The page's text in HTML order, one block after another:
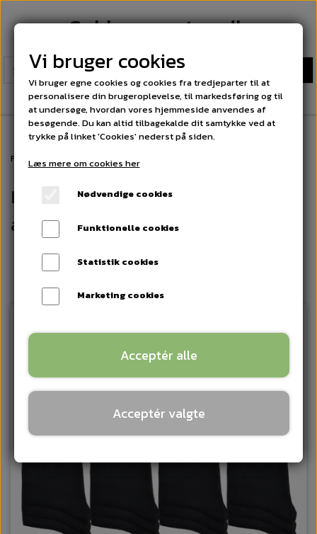
Sokkeexperten.dk
Forside Herrestrømper Classic. Fri fragt på alle ordrer over 300 kr
Herrestrømper Classic. Fri fragt på
alle ordrer over 300 kr
Vi bruger cookies
Vi bruger egne cookies og cookies fra tredjeparter til at
personalisere din brugeroplevelse, til markedsføring og til
at undersøge, hvordan vores hjemmeside anvendes af
besøgende. Du kan altid tilbagekalde dit samtykke ved at
trykke på linket 'Cookies' nederst på siden.
Læs mere om cookies her
Nødvendige cookies
Funktionelle cookies
Statistik cookies
Marketing cookies
Acceptér alle
Acceptér valgte